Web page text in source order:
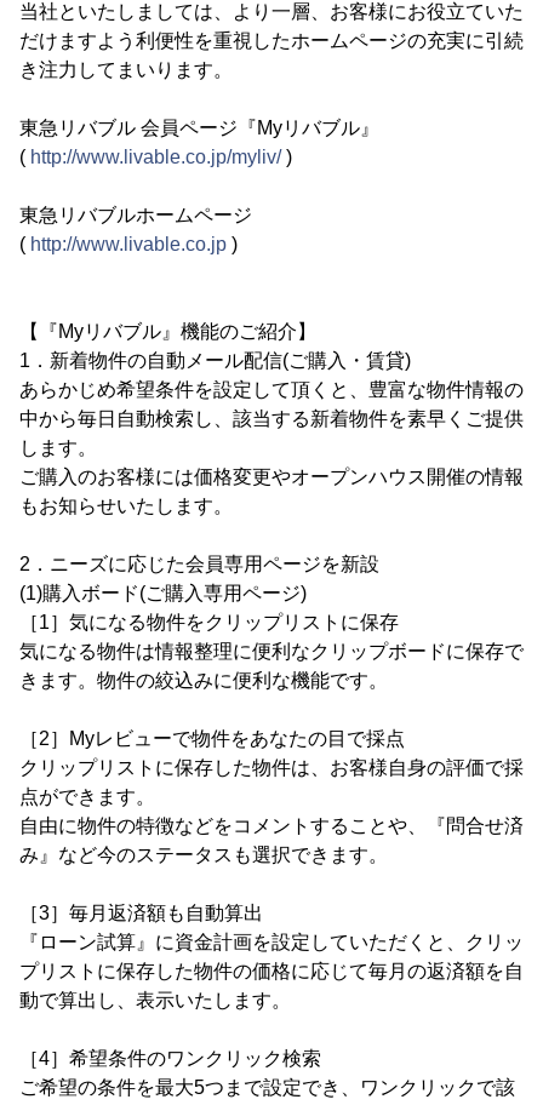
当社といたしましては、より一層、お客様にお役立ていた
だけますよう利便性を重視したホームページの充実に引続
き注力してまいります。
東急リバブル 会員ページ『Myリバブル』
( http://www.livable.co.jp/myliv/)
東急リバブルホームページ
( http://www.livable.co.jp )
【『Myリバブル』機能のご紹介】
1．新着物件の自動メール配信(ご購入・賃貸)
あらかじめ希望条件を設定して頂くと、豊富な物件情報の
中から毎日自動検索し、該当する新着物件を素早くご提供
します。
ご購入のお客様には価格変更やオープンハウス開催の情報
もお知らせいたします。
2．ニーズに応じた会員専用ページを新設
(1)購入ボード(ご購入専用ページ)
［1］気になる物件をクリップリストに保存
気になる物件は情報整理に便利なクリップボードに保存で
きます。物件の絞込みに便利な機能です。
［2］Myレビューで物件をあなたの目で採点
クリップリストに保存した物件は、お客様自身の評価で採
点ができます。
自由に物件の特徴などをコメントすることや、『問合せ済
み』など今のステータスも選択できます。
［3］毎月返済額も自動算出
『ローン試算』に資金計画を設定していただくと、クリッ
プリストに保存した物件の価格に応じて毎月の返済額を自
動で算出し、表示いたします。
［4］希望条件のワンクリック検索
ご希望の条件を最大5つまで設定でき、ワンクリックで該